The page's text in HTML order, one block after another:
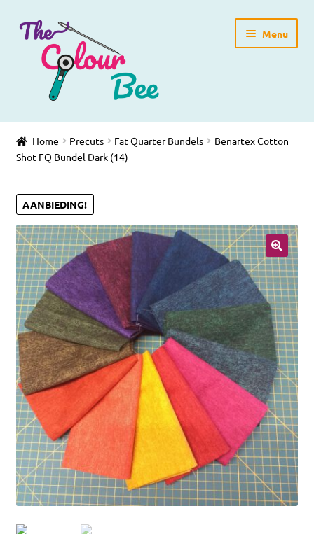
Ga
door
navigatie
Ga
direct
inhoud
Menu
Home
Winkelpagina
Blog
Workshops
Gratis Patronen
Over ons
Home Precuts Fat Quarter Bundels
Benartex Cotton
Shot FQ Bundel Dark (14)
AANBIEDING!
🔍